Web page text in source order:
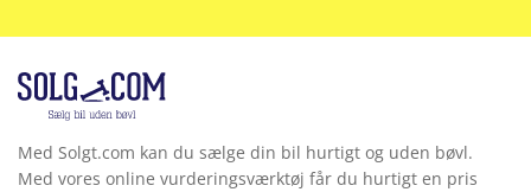
Med Solgt.com kan du sælge din bil hurtigt og uden bøvl.
Med vores online vurderingsværktøj får du hurtigt en pris